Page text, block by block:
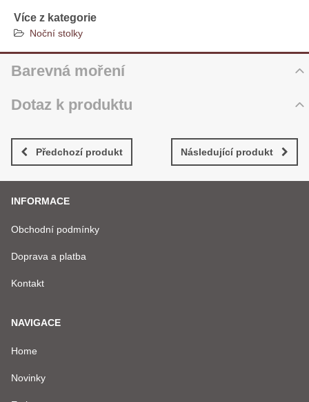
Více z kategorie
Noční stolky
Barevná moření
Dotaz k produktu
JMÉNO
VÁŠ E-MAIL
VÁŠ DOTAZ K PRODUKTU
Předchozí produkt Následující produkt
INFORMACE
Obchodní podmínky
Doprava a platba
Kontakt
NAVIGACE
Home
Novinky